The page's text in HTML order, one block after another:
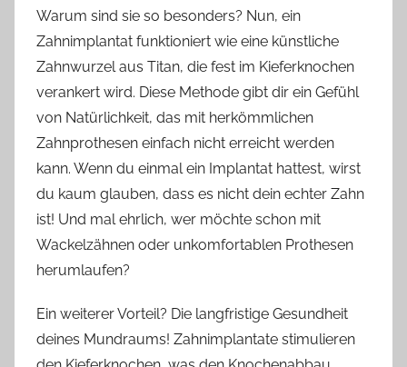
Warum sind sie so besonders? Nun, ein
Zahnimplantat funktioniert wie eine künstliche
Zahnwurzel aus Titan, die fest im Kieferknochen
verankert wird. Diese Methode gibt dir ein Gefühl
von Natürlichkeit, das mit herkömmlichen
Zahnprothesen einfach nicht erreicht werden
kann. Wenn du einmal ein Implantat hattest, wirst
du kaum glauben, dass es nicht dein echter Zahn
ist! Und mal ehrlich, wer möchte schon mit
Wackelzähnen oder unkomfortablen Prothesen
herumlaufen?
Ein weiterer Vorteil? Die langfristige Gesundheit
deines Mundraums! Zahnimplantate stimulieren